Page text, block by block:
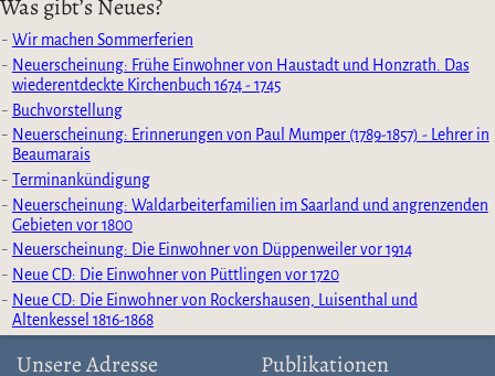
Was gibt’s Neues?
Wir machen Sommerferien
Neuerscheinung: Frühe Einwohner von Haustadt und Honzrath. Das
wiederentdeckte Kirchenbuch 1674 - 1745
Buchvorstellung
Neuerscheinung: Erinnerungen von Paul Mumper (1789-1857) - Lehrer in
Beaumarais
Terminankündigung
Neuerscheinung: Waldarbeiterfamilien im Saarland und angrenzenden
Gebieten vor 1800
Neuerscheinung: Die Einwohner von Düppenweiler vor 1914
Neue CD: Die Einwohner von Püttlingen vor 1720
Neue CD: Die Einwohner von Rockershausen, Luisenthal und
Altenkessel 1816-1868
Unsere Adresse Publikationen